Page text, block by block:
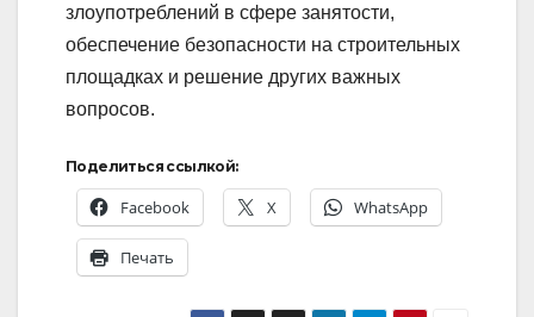
злоупотреблений в сфере занятости,
обеспечение безопасности на строительных
площадках и решение других важных
вопросов.
Поделиться ссылкой:
Facebook X WhatsApp
Печать